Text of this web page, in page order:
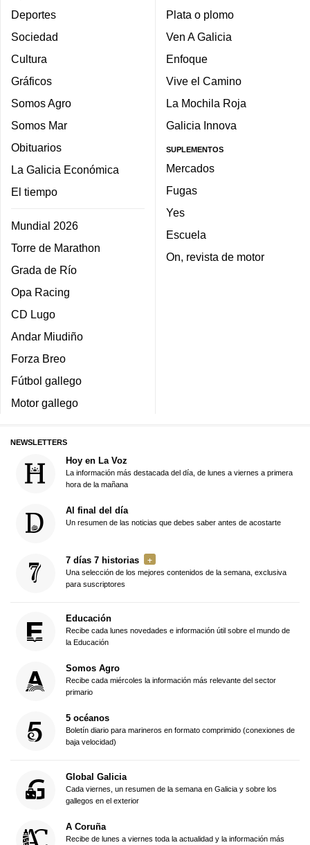
Deportes
Sociedad
Cultura
Gráficos
Somos Agro
Somos Mar
Obituarios
La Galicia Económica
El tiempo
Mundial 2026
Torre de Marathon
Grada de Río
Opa Racing
CD Lugo
Andar Miudiño
Forza Breo
Fútbol gallego
Motor gallego
Plata o plomo
Ven A Galicia
Enfoque
Vive el Camino
La Mochila Roja
Galicia Innova
SUPLEMENTOS
Mercados
Fugas
Yes
Escuela
On, revista de motor
NEWSLETTERS
Hoy en La Voz
La información más destacada del día, de lunes a viernes a primera
hora de la mañana
Al final del día
Un resumen de las noticias que debes saber antes de acostarte
7 días 7 historias
Una selección de los mejores contenidos de la semana, exclusiva
para suscriptores
Educación
Recibe cada lunes novedades e información útil sobre el mundo de
la Educación
Somos Agro
Recibe cada miércoles la información más relevante del sector
primario
5 océanos
Boletín diario para marineros en formato comprimido (conexiones de
baja velocidad)
Global Galicia
Cada viernes, un resumen de la semana en Galicia y sobre los
gallegos en el exterior
A Coruña
Recibe de lunes a viernes toda la actualidad y la información más